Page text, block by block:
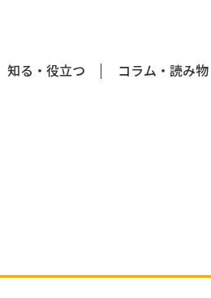
知る・役立つ コラム・読み物